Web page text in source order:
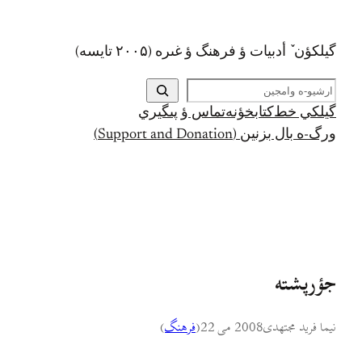
گيلکؤن ٚ أدبیات ؤ فرهنگ ؤ غىره (۲۰۰۵ تايسه)
ج
س
ت
ج
گيلکي خط کتابخؤنهتماس ؤ پىگيري
ورگ-ه بال بزنين (Support and Donation)
جؤرپشته
نیما فرید مجتهدی2008 می 22 (فرهنگ)